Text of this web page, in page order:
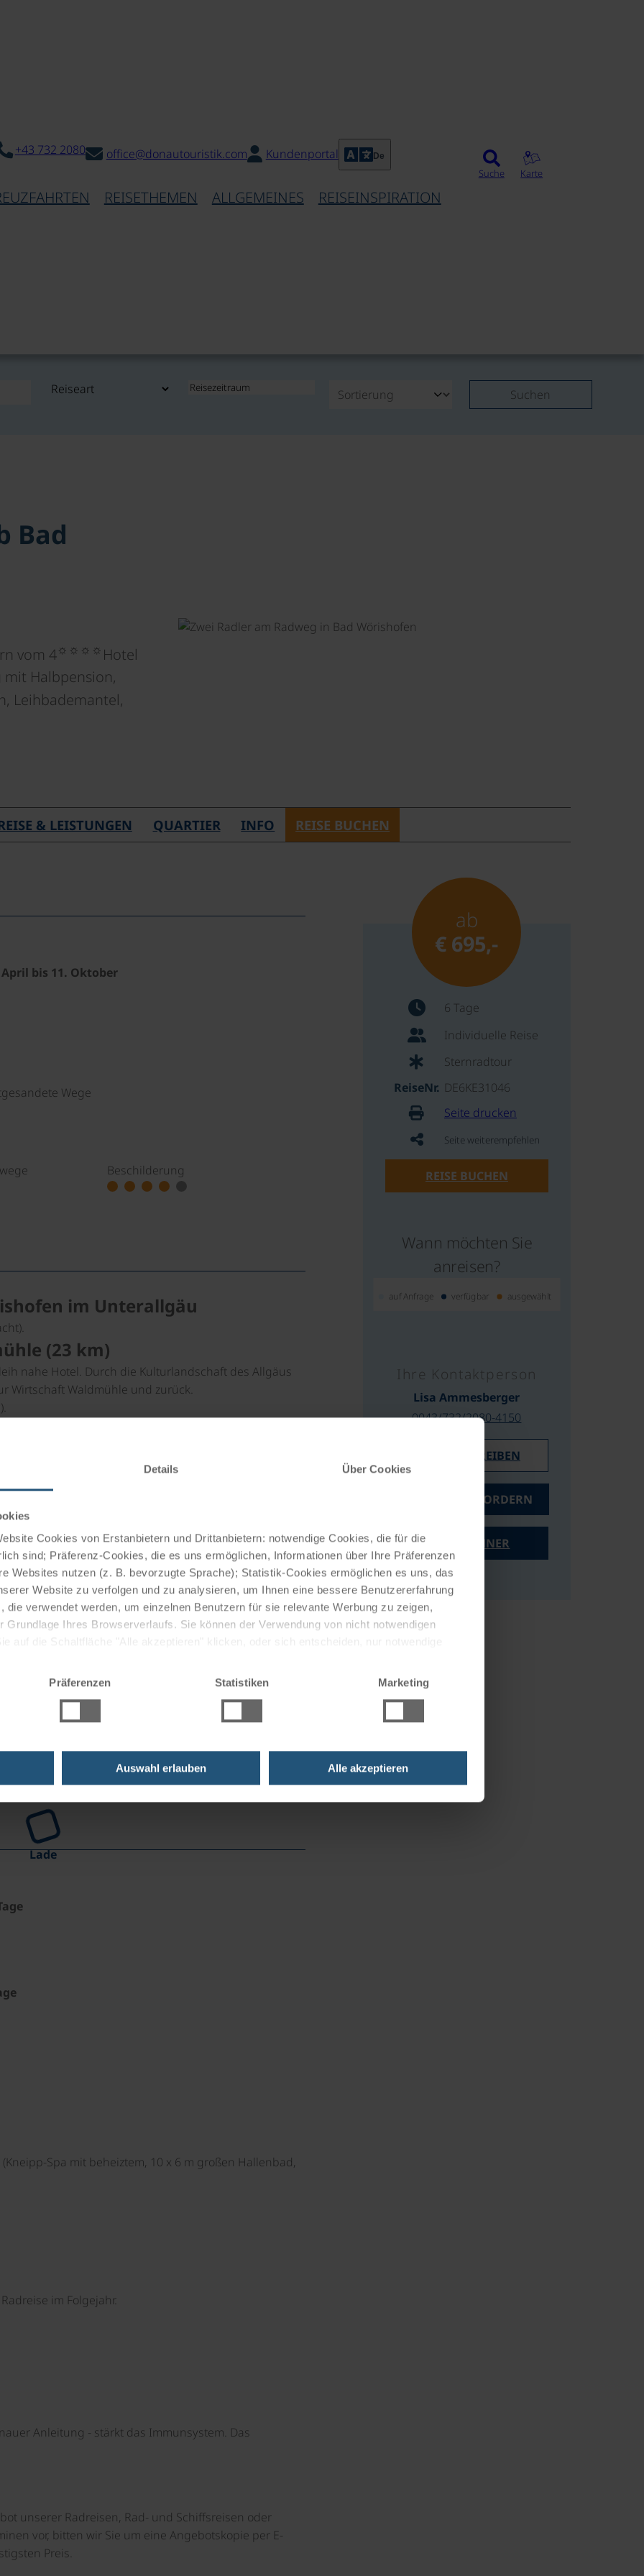
Details Über Cookies
Cookies von Erstanbietern und Drittanbietern: notwendige Cookies, die für die
sind; Präferenz-Cookies, die es uns ermöglichen, Informationen über Ihre Präferenzen
Websites nutzen (z. B. bevorzugte Sprache); Statistik-Cookies ermöglichen es uns, das
Website zu verfolgen und zu analysieren, um Ihnen eine bessere Benutzererfahrung
die verwendet werden, um einzelnen Benutzern für sie relevante Werbung zu zeigen,
Grundlage Ihres Browserverlaufs. Sie können der Verwendung von nicht notwendigen
Präferenzen Statistiken Marketing
Auswahl erlauben Alle akzeptieren
+43 732 2080 office@donautouristik.com Kundenportal De
REISETHEMEN ALLGEMEINES REISEINSPIRATION
Suche Karte
Suchen
Bad
vom 4 ☼☼☼☼ Hotel
Halbpension,
Leihbademantel,
& LEISTUNGEN QUARTIER INFO REISE BUCHEN
bis 11. Oktober
Wege
Beschilderung
im Unterallgäu
(23 km)
nahe Hotel. Durch die Kulturlandschaft des Allgäus
Wirtschaft Waldmühle und zurück.
(30 km)
nach Gammenried und Pforzen und durch kleine
zurück (+ 15 km).
Mindelheim. Am Rückweg vorbei an der bekannten
unterwegs.
(+ 20 km).
Kneippanlage zur Mariengrotte mitten im Wald.
nahe dem Hotel.
Lade
Spa mit beheiztem, 10 x 6 m großen Hallenbad,
im Folgejahr.
Anleitung - stärkt das Immunsystem. Das
unserer Radreisen, Rad- und Schiffsreisen oder
vor, bitten wir Sie um eine Angebotskopie per E-
Preis.
ab
€ 695,-
6 Tage
Individuelle Reise
Sternradtour
ReiseNr. DE6KE31046
Seite drucken
Seite weiterempfehlen
REISE BUCHEN
Wann möchten Sie
anreisen?
auf Anfrage verfügbar ausgewählt
Ihre Kontaktperson
Lisa Ammesberger
0043/732/2080-4150
E-MAIL SCHREIBEN
ANGEBOT ANFORDERN
PREISRECHNER